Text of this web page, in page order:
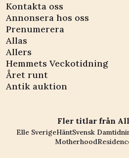
Kontakta oss
Annonsera hos oss
Prenumerera
Allas
Allers
Hemmets Veckotidning
Året runt
Antik auktion
Fler titlar från
Elle SverigeHäntSvensk
Motherhood